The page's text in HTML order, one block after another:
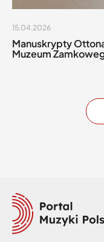
15.04.2026
Manuskrypty
Muzeum